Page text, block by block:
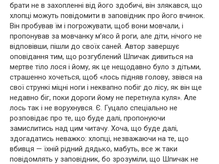
брати не в захопленні від його здобичі, він злякався, що
хлопці можуть повідомити в заповідник про його вчинок.
Він пробував їм і погрожувати, щоб вони мовчали, і
пропонував за мовчанку м’ясо й роги, але діти, нічого не
відповівши, пішли до своїх саней. Автор завершує
оповідання тим, що розгублений Шпичак дивиться на
мертве тіло лося і йому, як це нещодавно було з дітьми,
страшенно хочеться, щоб «лось підняв голову, звівся на
свої стрункі міцні ноги і неквапно побіг до лісу, як він ще
недавно біг, поки дороги йому не перетнула куля». Але
лось так і не ворухнувся. Є. Гуцало спеціально не
розповідає про те, що буде далі, пропонуючи
замислитись над цим читачу. Хоча, що буде далі,
здогадатись неважко: хлопці, незважаючи на те, що
вбивця — їхній рідний дядько, мабуть, все ж таки
повідомлять у заповідник, бо зрозуміли, що Шпичак не